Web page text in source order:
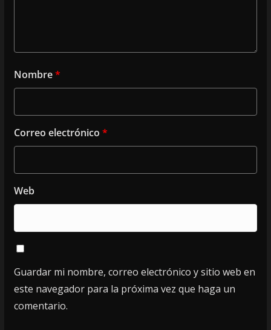
Nombre*
Correo electrónico *
Web
Guardar mi nombre, correo electrónico y sitio web en
este navegador para la próxima vez que haga un
comentario.